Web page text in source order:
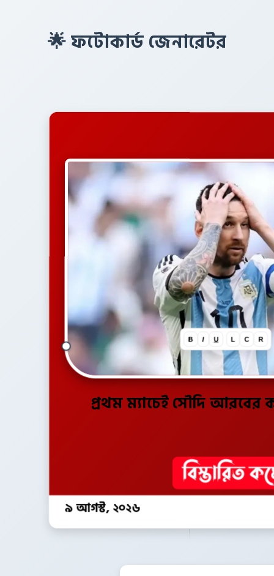
🌟 ফটোকার্ড জেনারেটর
প্রথম ম্যাচেই সৌদি আরবের
৯ আগস্ট, ২০২৬
B I U L C R